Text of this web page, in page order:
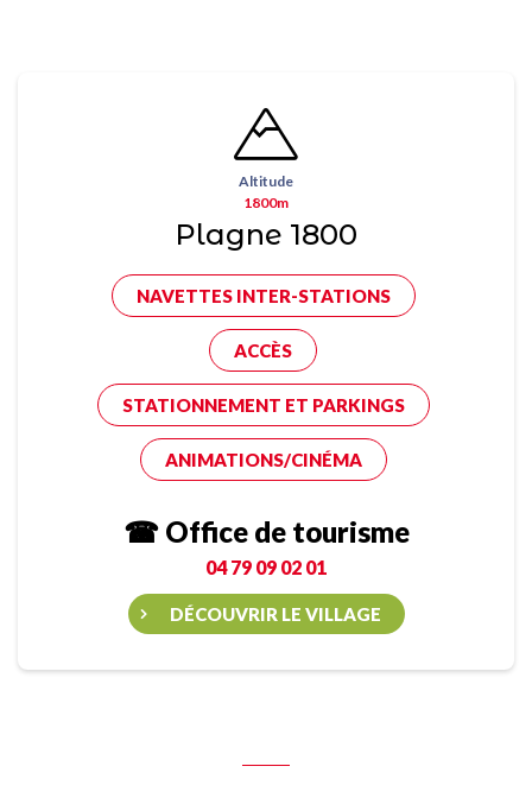
Altitude
1800m
Plagne 1800
NAVETTES INTER-STATIONS
ACCÈS
STATIONNEMENT ET PARKINGS
ANIMATIONS/CINÉMA
☎ Office de tourisme
04 79 09 02 01
DÉCOUVRIR LE VILLAGE